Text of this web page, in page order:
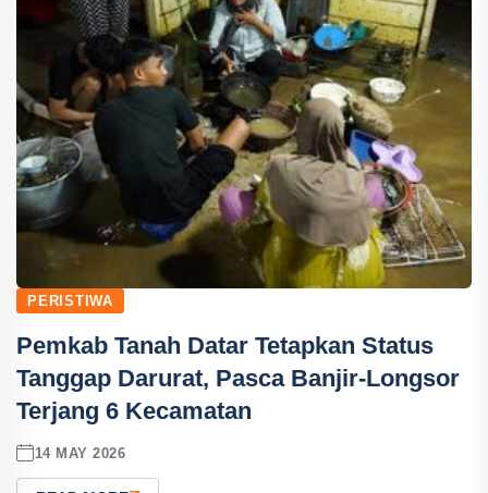
PERISTIWA
Pemkab Tanah Datar Tetapkan Status
Tanggap Darurat, Pasca Banjir-Longsor
Terjang 6 Kecamatan
14 MAY 2026